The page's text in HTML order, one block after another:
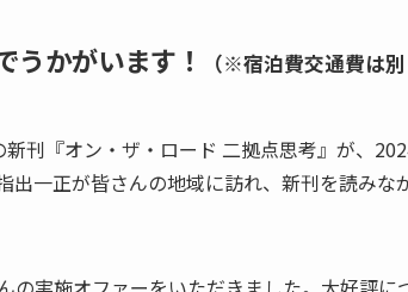
うかがいます！ （※宿泊費交通費は別
刊『オン・ザ・ロード 二拠点思考』が、
出一正が皆さんの地域に訪れ、新刊を読みな